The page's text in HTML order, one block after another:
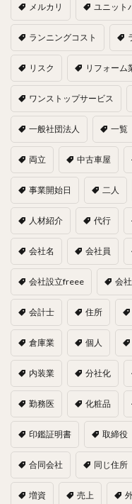
メルカリ ユニット
ランニングコスト
リスク リフォーム
ワンストップサービス
一般社団法人 一覧
両立 中古車屋
事業開始日 二人
人材紹介 代行
会社名 会社員
会社設立freee 会
会計士 住所
倉庫業 個人
内装業 分社化
勤務医 化粧品
印鑑証明書 取締役
合同会社 同じ住所
増資 売上